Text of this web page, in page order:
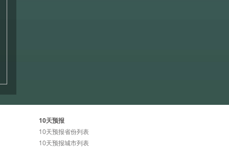
10天预报
10天预报省份列表
10天预报城市列表